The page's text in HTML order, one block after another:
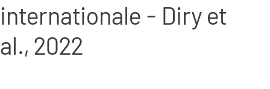
internationale - Diry et
al., 2022